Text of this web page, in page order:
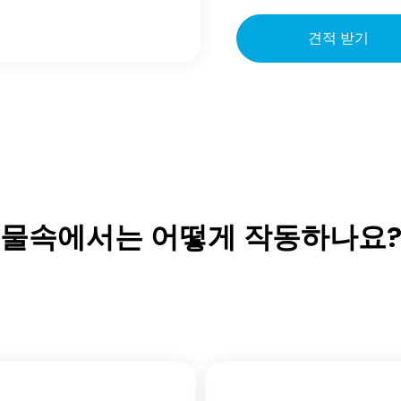
견적 받기
물속에서는 어떻게 작동하나요?